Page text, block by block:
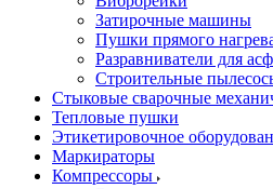
Затирочные машины
Пушки прямого
Разравниватели для
Строительные
Стыковые сварочные
Тепловые пушки
Этикетировочное
Маркираторы
Компрессоры